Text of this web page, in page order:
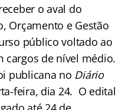
o aval do
Orçamento e Gestão
público voltado ao
cargos de nível médio.
publicana no Diário
feira, dia 24. O edital